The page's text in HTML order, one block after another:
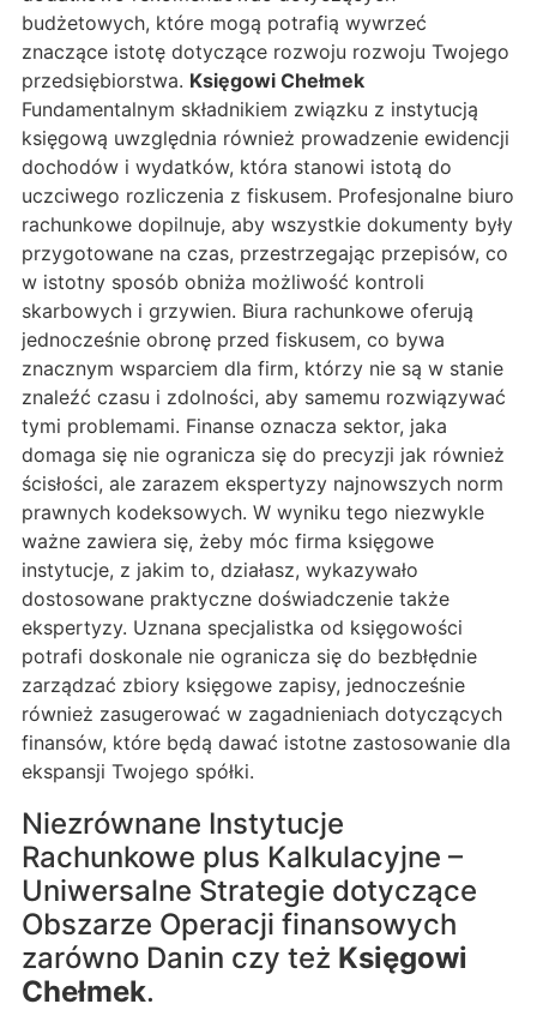
budżetowych, które mogą potrafią wywrzeć
znaczące istotę dotyczące rozwoju rozwoju Twojego
przedsiębiorstwa. Księgowi Chełmek
Fundamentalnym składnikiem związku z instytucją
księgową uwzględnia również prowadzenie ewidencji
dochodów i wydatków, która stanowi istotą do
uczciwego rozliczenia z fiskusem. Profesjonalne biuro
rachunkowe dopilnuje, aby wszystkie dokumenty były
przygotowane na czas, przestrzegając przepisów, co
w istotny sposób obniża możliwość kontroli
skarbowych i grzywien. Biura rachunkowe oferują
jednocześnie obronę przed fiskusem, co bywa
znacznym wsparciem dla firm, którzy nie są w stanie
znaleźć czasu i zdolności, aby samemu rozwiązywać
tymi problemami. Finanse oznacza sektor, jaka
domaga się nie ogranicza się do precyzji jak również
ścisłości, ale zarazem ekspertyzy najnowszych norm
prawnych kodeksowych. W wyniku tego niezwykle
ważne zawiera się, żeby móc firma księgowe
instytucje, z jakim to, działasz, wykazywało
dostosowane praktyczne doświadczenie także
ekspertyzy. Uznana specjalistka od księgowości
potrafi doskonale nie ogranicza się do bezbłędnie
zarządzać zbiory księgowe zapisy, jednocześnie
również zasugerować w zagadnieniach dotyczących
finansów, które będą dawać istotne zastosowanie dla
ekspansji Twojego spółki.
Niezrównane Instytucje
Rachunkowe plus Kalkulacyjne –
Uniwersalne Strategie dotyczące
Obszarze Operacji finansowych
zarówno Danin czy też Księgowi
Chełmek.